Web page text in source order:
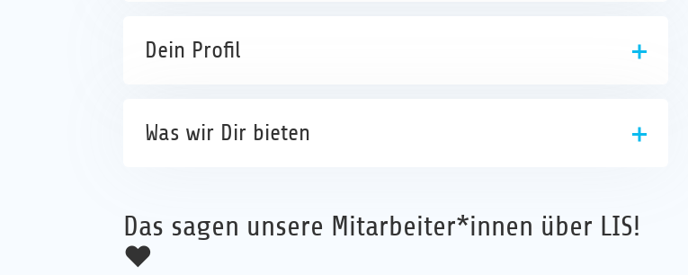
Dein Profil
Was wir Dir bieten
Das sagen unsere Mitarbeiter*innen über LIS!
♥